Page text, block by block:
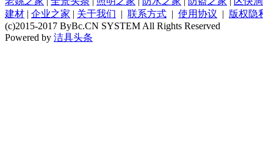
建材 | 企业之家 | 关于我们 | 联系方式 | 使用协议 | 版权隐
(c)2015-2017 ByBc.CN SYSTEM All Rights Reserved
Powered by 洁具头条